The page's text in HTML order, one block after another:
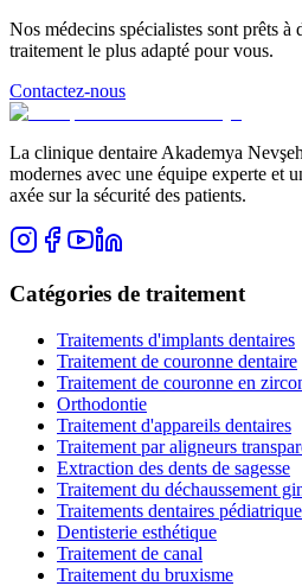
Nos médecins spécialistes sont prêts à
traitement le plus adapté pour vous.
Contactez-nous
La clinique dentaire Akademya
modernes avec une équipe experte et
axée sur la sécurité des patients.
Catégories de traitement
Traitements d'implants dentaires
Traitement de couronne dentaire
Traitement de couronne en
Orthodontie
Traitement d'appareils dentaires
Traitement par aligneurs
Extraction des dents de sagesse
Traitement du déchaussement
Traitements dentaires
Dentisterie esthétique
Traitement de canal
Traitement du bruxisme